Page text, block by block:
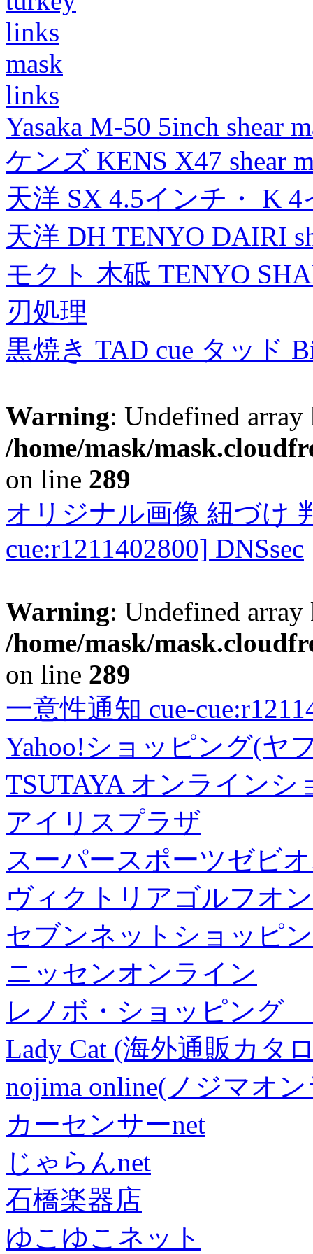
links
mask
links
Yasaka M-50 5inch shear
ケンズ KENS X47 shear
天洋 SX 4.5インチ・ K
天洋 DH TENYO DAIRI
モクト 木砥 TENYO
刃処理
黒焼き TAD cue タッド
Warning: Undefined
/home/mask/
on line 289
オリジナル画像 紐づけ
cue:r1211402800] DNSsec
Warning: Undefined
/home/mask/
on line 289
一意性通知 cue-
Yahoo!ショッピング(ヤ
TSUTAYA オンラインシ
アイリスプラザ
スーパースポーツゼビ
ヴィクトリアゴルフオ
セブンネットショッピ
ニッセンオンライン
レノボ・ショッピング
Lady Cat (海外通販カタ
nojima online(ノジマオ
カーセンサーnet
じゃらんnet
石橋楽器店
ゆこゆこネット